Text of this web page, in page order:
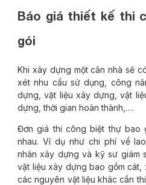
Báo giá thiết kế thi
gói
Khi xây dựng một căn nhà sẽ
xét nhu cầu sử dụng, công
dựng, vật liệu xây dựng, vật
dựng, thời gian hoàn thành,….
Đơn giá thi công biệt thự bao
nhau. Ví dụ như chi phí về
nhân xây dựng và kỹ sư giám
vật liệu xây dựng bao gồm cát,
các nguyên vật liệu khác cần